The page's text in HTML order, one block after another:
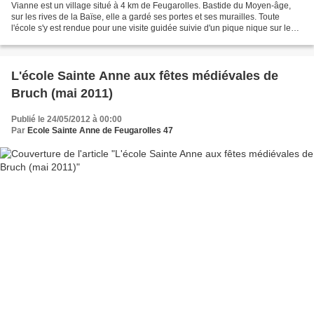
Vianne est un village situé à 4 km de Feugarolles. Bastide du Moyen-âge,
sur les rives de la Baïse, elle a gardé ses portes et ses murailles. Toute
l'école s'y est rendue pour une visite guidée suivie d'un pique nique sur les
L'école Sainte Anne aux fêtes médiévales de
Bruch (mai 2011)
Publié le 24/05/2012 à 00:00
Par Ecole Sainte Anne de Feugarolles 47